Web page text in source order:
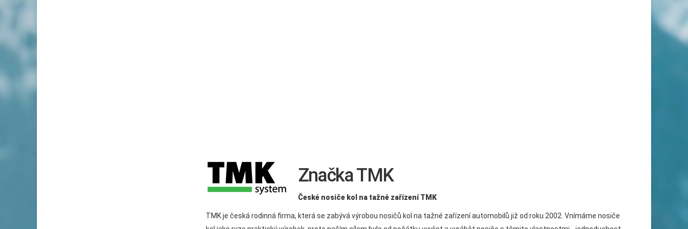
Značka TMK
České nosiče kol na tažné zařízení TMK
TMK je česká rodinná firma, která se zabývá výrobou nosičů kol na tažné zařízení automobilů již od roku 2002. Vnímáme nosiče